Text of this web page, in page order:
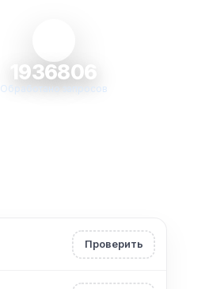
1936806
Обработано запросов
Проверить